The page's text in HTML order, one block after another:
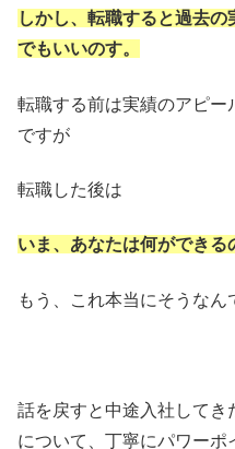
しかし、転職すると過去
でもいいのす。
転職する前は実績のアピ
ですが
転職した後は
いま、あなたは何ができる
もう、これ本当にそうなん
話を戻すと中途入社して
について、丁寧にパワー